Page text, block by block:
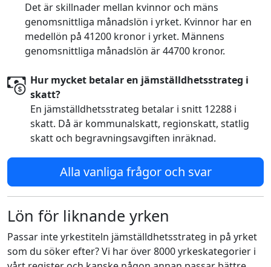
Det är skillnader mellan kvinnor och mäns
genomsnittliga månadslön i yrket. Kvinnor har en
medellön på 41200 kronor i yrket. Männens
genomsnittliga månadslön är 44700 kronor.
Hur mycket betalar en jämställdhetsstrateg i
skatt?
En jämställdhetsstrateg betalar i snitt 12288 i
skatt. Då är kommunalskatt, regionskatt, statlig
skatt och begravningsavgiften inräknad.
Alla vanliga frågor och svar
Lön för liknande yrken
Passar inte yrkestiteln jämställdhetsstrateg in på yrket
som du söker efter? Vi har över 8000 yrkeskategorier i